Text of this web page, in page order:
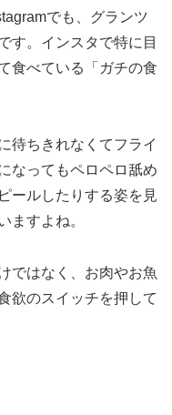
でも、グランツ
す。インスタで特に目
食べている「ガチの食
待ちきれなくてフライ
なってもペロペロ舐め
ールしたりする姿を見
ますよね。
ではなく、お肉やお魚
欲のスイッチを押して